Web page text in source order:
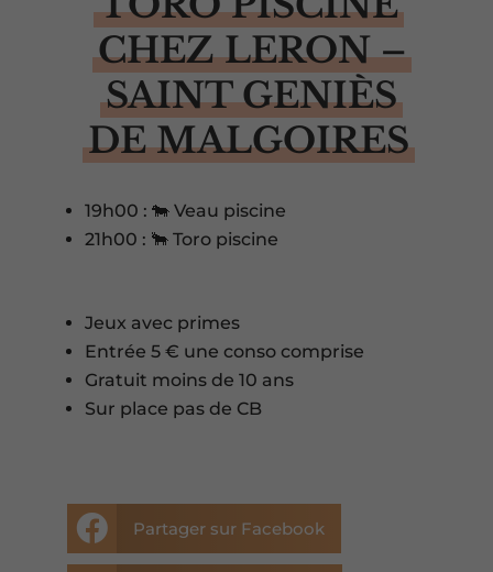
CHEZ LERON –
SAINT GENIÈS
DE MALGOIRES
19h00 : 🐄 Veau piscine
21h00 : 🐂 Toro piscine
Jeux avec primes
Entrée 5 € une conso comprise
Gratuit moins de 10 ans
Sur place pas de CB
 Partager sur Facebook